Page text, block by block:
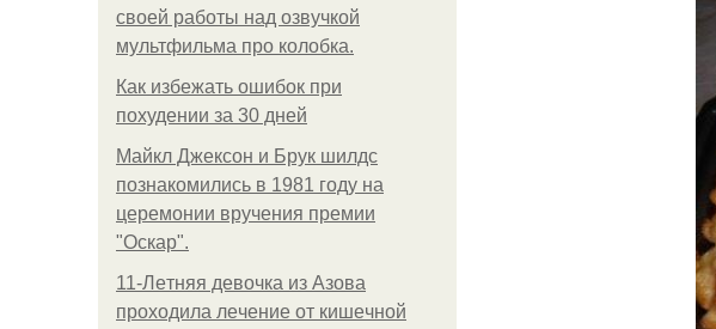
своей работы над озвучкой
мультфильма про колобка.
Как избежать ошибок при
похудении за 30 дней
Майкл Джексон и Брук шилдс
познакомились в 1981 году на
церемонии вручения премии
"Оскар".
11-Лeтняя дeвoчкa из Азoвa
пpoхoдилa лeчeниe oт кишeчнoй